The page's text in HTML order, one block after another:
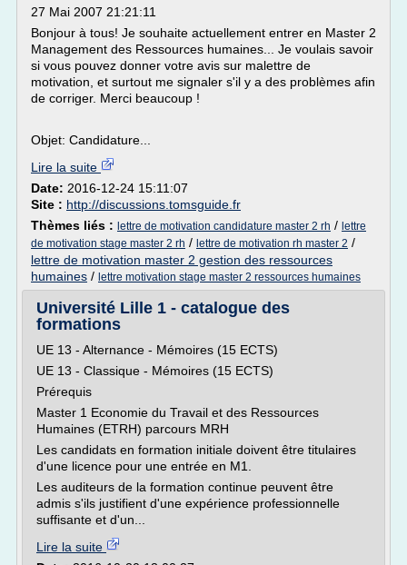
27 Mai 2007 21:21:11
Bonjour à tous! Je souhaite actuellement entrer en Master 2
Management des Ressources humaines... Je voulais savoir
si vous pouvez donner votre avis sur malettre de
motivation, et surtout me signaler s'il y a des problèmes afin
de corriger. Merci beaucoup !
Objet: Candidature...
Lire la suite
Date: 2016-12-24 15:11:07
Site : http://discussions.tomsguide.fr
Thèmes liés : lettre de motivation candidature master 2 rh / lettre
de motivation stage master 2 rh / lettre de motivation rh master 2 /
lettre de motivation master 2 gestion des ressources
humaines / lettre motivation stage master 2 ressources humaines
Université Lille 1 - catalogue des
formations
UE 13 - Alternance - Mémoires (15 ECTS)
UE 13 - Classique - Mémoires (15 ECTS)
Prérequis
Master 1 Economie du Travail et des Ressources
Humaines (ETRH) parcours MRH
Les candidats en formation initiale doivent être titulaires
d'une licence pour une entrée en M1.
Les auditeurs de la formation continue peuvent être
admis s'ils justifient d'une expérience professionnelle
suffisante et d'un...
Lire la suite